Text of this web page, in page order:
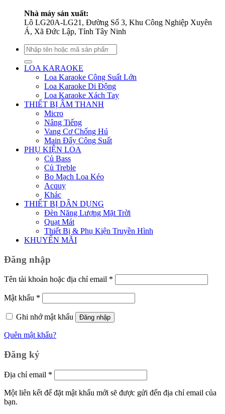
Nhà máy sản xuất:
Lô LG20A-LG21, Đường Số 3, Khu Công Nghiệp Xuyên
Á, Xã Đức Lập, Tỉnh Tây Ninh
Tìm
kiếm:
LOA KARAOKE
Loa Karaoke Công Suất Lớn
Loa Karaoke Di Động
Loa Karaoke Xách Tay
THIẾT BỊ ÂM THANH
Micro
Nâng Tiếng
Vang Cơ Chống Hú
Main Đẩy Công Suất
PHỤ KIỆN LOA
Củ Bass
Củ Treble
Bo Mạch Loa Kéo
Acquy
Khác
THIẾT BỊ DÂN DỤNG
Đèn Năng Lượng Mặt Trời
Quạt Mát
Thiết Bị & Phụ Kiện Truyền Hình
KHUYẾN MÃI
Đăng nhập
Tên tài khoản hoặc địa chỉ email *
buộc
Mật khẩu *
buộc
Ghi nhớ mật khẩu
Đăng nhập
Quên mật khẩu?
Đăng ký
Địa chỉ email *
buộc
Một liên kết để đặt mật khẩu mới sẽ được gửi đến địa chỉ email của
bạn.